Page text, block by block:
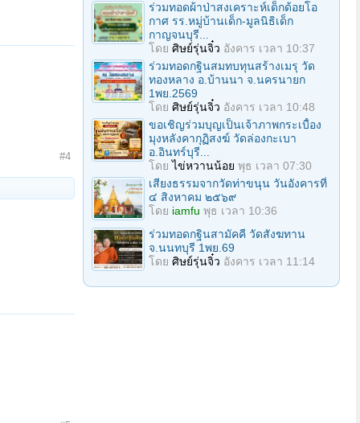
#4
ร่วมทอดผ้าป่าสงเคราะห์เด็กด้อยโอ
กาศ รร.หมู่บ้านเด็ก-มูลนิธิเด็ก
กาญจนบุรี...
โดย ศิษย์รุ่นจิ๋ว อังคาร เวลา 10:37
ร่วมทอดกฐินสมทบทุนสร้างเมรุ วัด
ทองหลาง อ.บ้านนา จ.นครนายก
1พย.2569
โดย ศิษย์รุ่นจิ๋ว อังคาร เวลา 10:48
ขอเชิญร่วมบุญเป็นเจ้าภาพกระเบื้อง
มุงหลังคากุฏิสงฆ์ วัดล่องกะเบา
อ.อินทร์บุรี...
โดยไข่หวานน้อย พุธ เวลา 07:30
เสียงธรรมจากวัดท่าขนุน วันอังคารที่
๔ สิงหาคม ๒๕๖๙
โดย iamfu พุธ เวลา 10:36
ร่วมทอดกฐินสามัคคี วัดสังฆทาน
จ.นนทบุรี 1พย.69
โดย ศิษย์รุ่นจิ๋ว อังคาร เวลา 11:14